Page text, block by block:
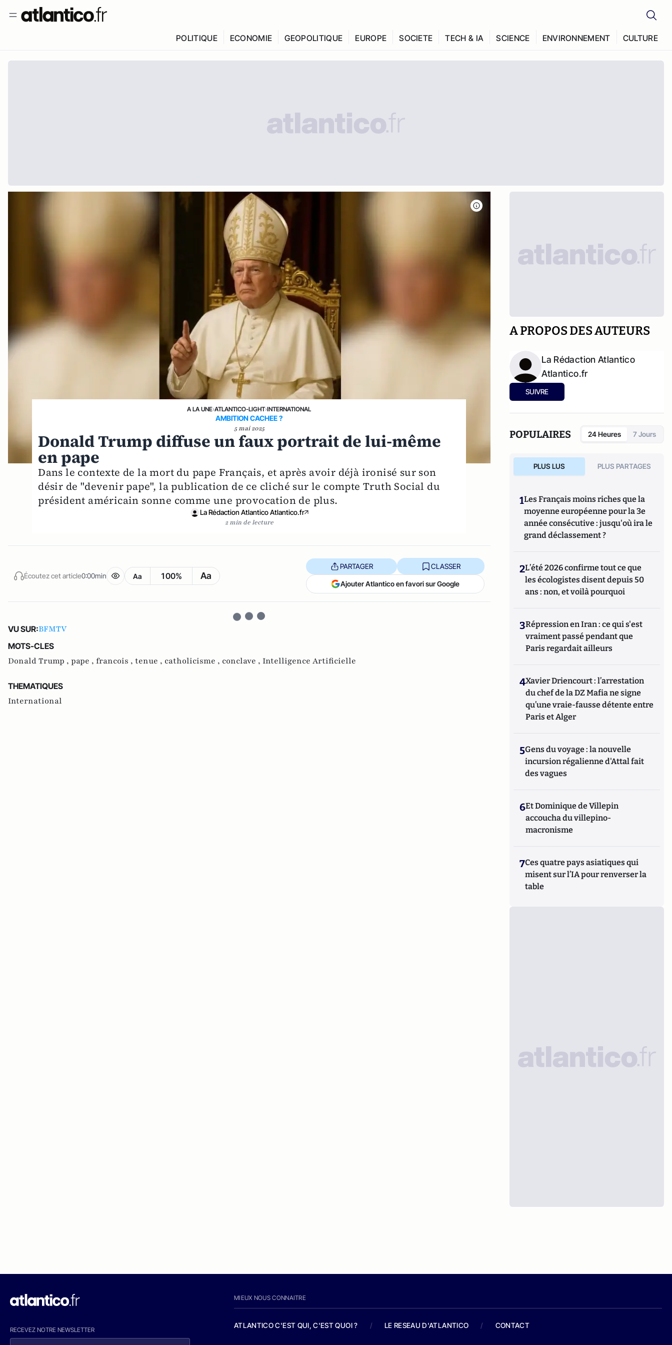
POLITIQUE ECONOMIE GEOPOLITIQUE EUROPE SOCIETE TECH & IA SCIENCE ENVIRONNEMENT CULTURE
A LA UNE›ATLANTICO-LIGHT›INTERNATIONAL
AMBITION CACHEE ?
5 mai 2025
Donald Trump diffuse un faux portrait de lui-même
en pape
Dans le contexte de la mort du pape Français, et après avoir déjà ironisé sur son
désir de "devenir pape", la publication de ce cliché sur le compte Truth Social du
président américain sonne comme une provocation de plus.
La Rédaction Atlantico Atlantico.fr
2 min de lecture
Écoutez cet article0:00min Aa 100% Aa
PARTAGER CLASSER
Ajouter Atlantico en favori sur Google
VU SUR:BFMTV
MOTS-CLES
Donald Trump , pape , francois , tenue , catholicisme , conclave , Intelligence Artificielle
THEMATIQUES
International
A PROPOS DES AUTEURS
La Rédaction Atlantico
Atlantico.fr
SUIVRE
POPULAIRES 24 Heures 7 Jours
PLUS LUS PLUS PARTAGES
1Les Français moins riches que la
moyenne européenne pour la 3e
année consécutive : jusqu'où ira le
grand déclassement ?
2L’été 2026 confirme tout ce que
les écologistes disent depuis 50
ans : non, et voilà pourquoi
3Répression en Iran : ce qui s'est
vraiment passé pendant que
Paris regardait ailleurs
4Xavier Driencourt : l’arrestation
du chef de la DZ Mafia ne signe
qu’une vraie-fausse détente entre
Paris et Alger
5Gens du voyage : la nouvelle
incursion régalienne d'Attal fait
des vagues
6Et Dominique de Villepin
accoucha du villepino-
macronisme
7Ces quatre pays asiatiques qui
misent sur l’IA pour renverser la
table
RECEVEZ NOTRE NEWSLETTER
MIEUX NOUS CONNAITRE
ATLANTICO C'EST QUI, C'EST QUOI ? / LE RESEAU D'ATLANTICO / CONTACT